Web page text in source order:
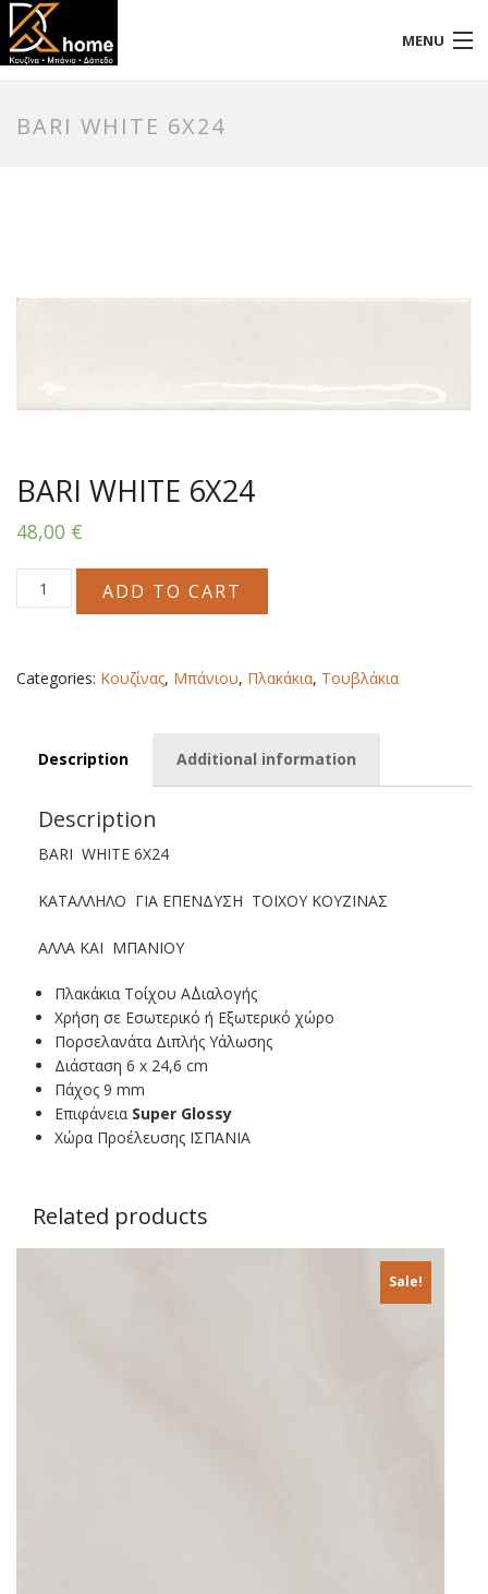
MENU
BARI WHITE 6X24
BARI WHITE 6X24
48,00 €
BARI
WHITE
ADD TO CART
Categories: Κουζίνας, Μπάνιου, Πλακάκια, Τουβλάκια
Description Additional information
Description
BARI WHITE 6X24
ΚΑΤΑΛΛΗΛΟ ΓΙΑ ΕΠΕΝΔΥΣΗ ΤΟΙΧΟΥ ΚΟΥΖΙΝΑΣ
ΑΛΛΑ ΚΑΙ ΜΠΑΝΙΟΥ
Πλακάκια Τοίχου Α΄Διαλογής
Χρήση σε Εσωτερικό ή Εξωτερικό χώρο
Πορσελανάτα Διπλής Υάλωσης
Διάσταση 6 x 24,6 cm
Πάχος 9 mm
Επιφάνεια Super Glossy
Χώρα Προέλευσης ΙΣΠΑΝΙΑ
Related products
Sale!